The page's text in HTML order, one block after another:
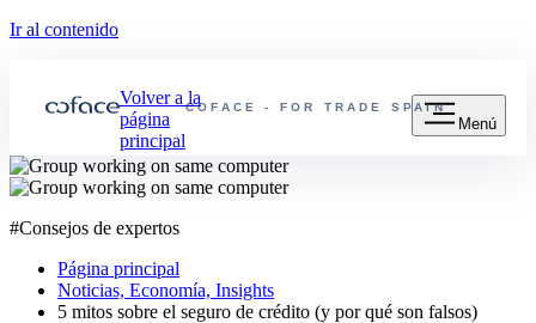
Ir al contenido
COFACE - FOR TRADE SPAIN
Volver a la
página
principal
Menú
#Consejos de expertos
Página principal
Noticias, Economía, Insights
5 mitos sobre el seguro de crédito (y por qué son falsos)